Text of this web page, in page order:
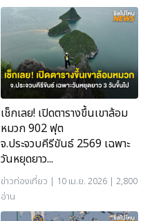
เช็กเลย! เปิดตารางขึ้นเขาล้อม
หมวก 902 ฟุต
จ.ประจวบคีรีขันธ์ 2569 เฉพาะ
วันหยุดยาว...
ข่าวท่องเที่ยว | 10 เม.ย. 2026 | 2,800
อ่าน